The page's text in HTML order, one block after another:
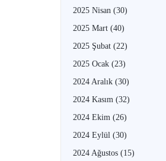
2025 Nisan (30)
2025 Mart (40)
2025 Şubat (22)
2025 Ocak (23)
2024 Aralık (30)
2024 Kasım (32)
2024 Ekim (26)
2024 Eylül (30)
2024 Ağustos (15)